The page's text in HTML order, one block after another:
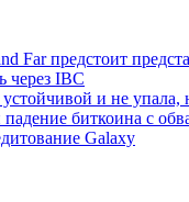
Far предстоит
через IBC
и не
биткоина с
Galaxy